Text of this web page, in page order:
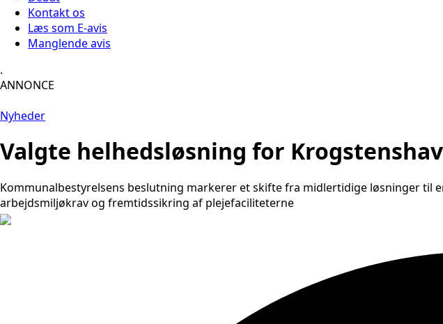
Kontakt os
Læs som E-avis
Manglende avis
.
ANNONCE
Nyheder
Valgte helhedsløsning for
Kommunalbestyrelsens beslutning markerer et skifte fra midlertidige løsninger
arbejdsmiljøkrav og fremtidssikring af plejefaciliteterne